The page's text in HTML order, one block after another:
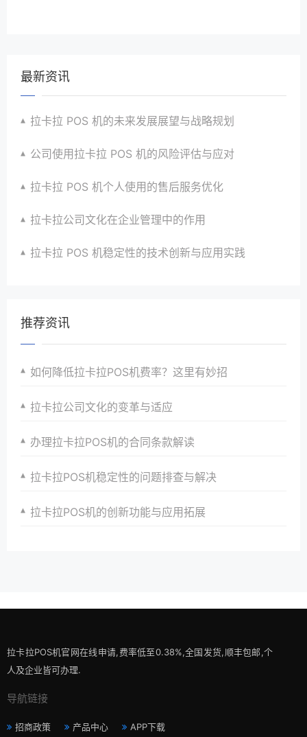
最新资讯
拉卡拉 POS 机的未来发展展望与战略规划
公司使用拉卡拉 POS 机的风险评估与应对
拉卡拉 POS 机个人使用的售后服务优化
拉卡拉公司文化在企业管理中的作用
拉卡拉 POS 机稳定性的技术创新与应用实践
推荐资讯
如何降低拉卡拉POS机费率？这里有妙招
拉卡拉公司文化的变革与适应
办理拉卡拉POS机的合同条款解读
拉卡拉POS机稳定性的问题排查与解决
拉卡拉POS机的创新功能与应用拓展
拉卡拉POS机官网在线申请,费率低至0.38%,全国发货,顺丰包邮,个
人及企业皆可办理.
导航链接
招商政策 产品中心 APP下载